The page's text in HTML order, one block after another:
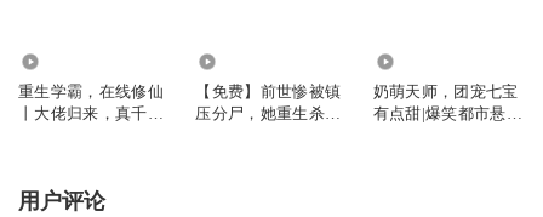
重生学霸，在线修仙
丨大佬归来，真千金
【免费】前世惨被镇
压分尸，她重生杀疯
奶萌天师，团宠七宝
有点甜|爆笑都市悬疑
用户评论